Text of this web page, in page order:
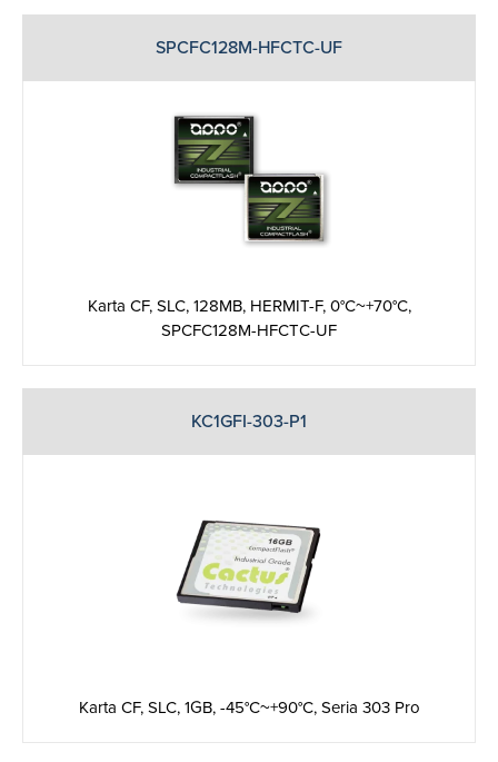
SPCFC128M-HFCTC-UF
Karta CF, SLC, 128MB, HERMIT-F, 0°C~+70°C,
SPCFC128M-HFCTC-UF
KC1GFI-303-P1
Karta CF, SLC, 1GB, -45°C~+90°C, Seria 303 Pro